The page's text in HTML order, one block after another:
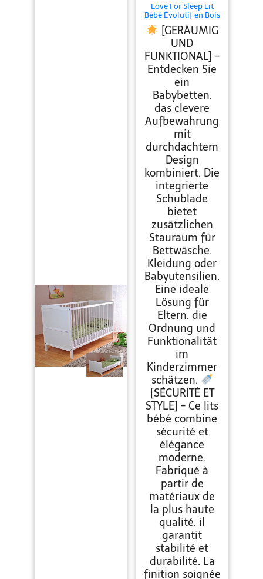
Love For Sleep Lit
Bébé Évolutif en Bois
de Pin Blanc 120x60
cm avec Matelas en
Mousse, Tiroir et
Barrière de Sécurité –
Lit Transformable
pour Fille ou Garçon
– Modèle Tokyo
[GERÄUMIG
UND
FUNKTIONAL] -
Entdecken Sie
ein
Babybetten,
das clevere
Aufbewahrung
mit
durchdachtem
Design
kombiniert. Die
integrierte
Schublade
bietet
zusätzlichen
Stauraum für
Bettwäsche,
Kleidung oder
Babyutensilien.
Eine ideale
Lösung für
Eltern, die
Ordnung und
Funktionalität
im
Kinderzimmer
schätzen.
[SÉCURITÉ ET
STYLE] - Ce lits
bébé combine
sécurité et
élégance
moderne.
Fabriqué à
partir de
matériaux de
la plus haute
qualité, il
garantit
stabilité et
durabilité. La
finition soignée